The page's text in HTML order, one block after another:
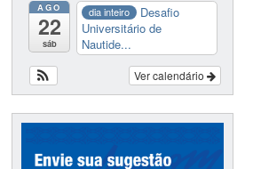
AGO
22
sáb
dia inteiro
Desafio
Universitário de
Nautide...
Ver calendário